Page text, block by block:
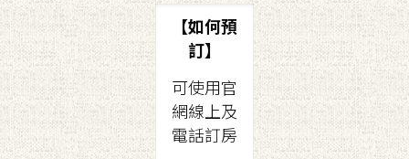
【如何預
訂】
可使用官
網線上及
電話訂房